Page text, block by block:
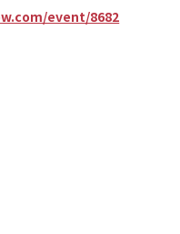
event/8682